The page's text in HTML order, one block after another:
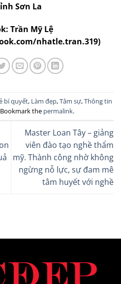
Sơn La
Trần Mỹ Lệ
nhatle.tran.319)
bí quyết, Làm đẹp,Tâm sự,Thông tin
the permalink.
Master Loan Tây – giảng
viên đào tạo nghề thẩm
mỹ. Thành công nhờ không
ngừng nỗ lực, sự đam mê
tâm huyết với nghề